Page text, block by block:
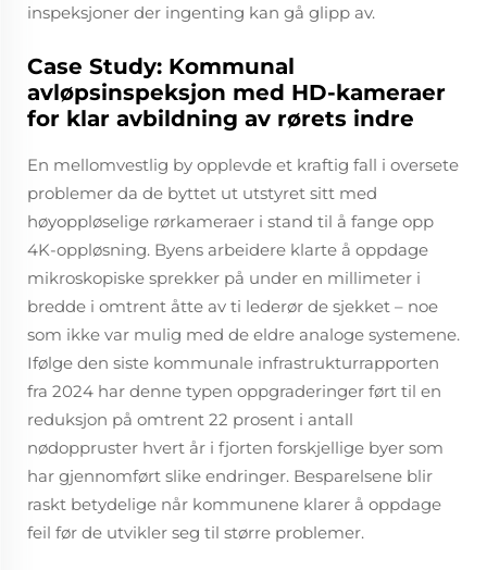
inspeksjoner der ingenting kan gå glipp av.
Case Study: Kommunal
avløpsinspeksjon med HD-kameraer
for klar avbildning av rørets indre
En mellomvestlig by opplevde et kraftig fall i oversete
problemer da de byttet ut utstyret sitt med
høyoppløselige rørkameraer i stand til å fange opp
4K-oppløsning. Byens arbeidere klarte å oppdage
mikroskopiske sprekker på under en millimeter i
bredde i omtrent åtte av ti lederør de sjekket – noe
som ikke var mulig med de eldre analoge systemene.
Ifølge den siste kommunale infrastrukturrapporten
fra 2024 har denne typen oppgraderinger ført til en
reduksjon på omtrent 22 prosent i antall
nødoppruster hvert år i fjorten forskjellige byer som
har gjennomført slike endringer. Besparelsene blir
raskt betydelige når kommunene klarer å oppdage
feil før de utvikler seg til større problemer.